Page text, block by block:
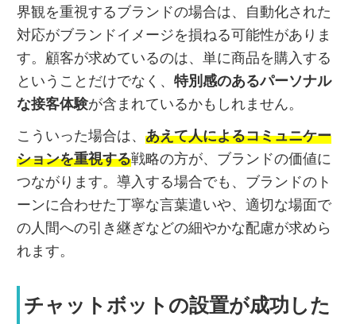
界観を重視するブランドの場合は、自動化された
対応がブランドイメージを損ねる可能性がありま
す。顧客が求めているのは、単に商品を購入する
ということだけでなく、 特別感のあるパーソナル
な接客体験が含まれているかもしれません。
こういった場合は、 あえて人によるコミュニケー
ションを重視する戦略の方が、ブランドの価値に
つながります。導入する場合でも、ブランドのト
ーンに合わせた丁寧な言葉遣いや、適切な場面で
の人間への引き継ぎなどの細やかな配慮が求めら
れます。
チャットボットの設置が成功した